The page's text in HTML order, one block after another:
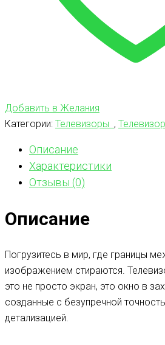
Добавить в Желания
Категории: Телевизоры ,
Описание
Характеристики
Отзывы (0)
Описание
Погрузитесь в мир, где границы
изображением стираются.
это не просто экран, это окно в
созданные с безупречной
детализацией.